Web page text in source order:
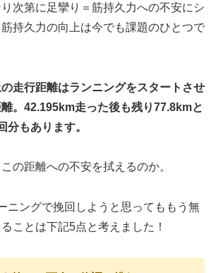
次第に足攣り＝筋持久力への不安にシ
持久力の向上は今でも課題のひとつで
走行距離はランニングをスタートさせ
。42.195km走った後も残り77.8kmと
分もあります。
の距離への不安を拭えるのか。
ニングで挽回しようと思ってももう無
ことは下記5点と考えました！